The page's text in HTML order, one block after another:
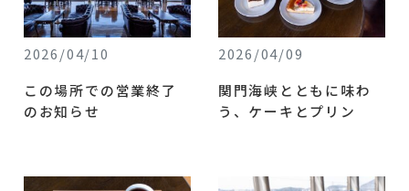
2026/04/10
この場所での営業終了
のお知らせ
2026/04/09
関門海峡とともに味わ
う、ケーキとプリン